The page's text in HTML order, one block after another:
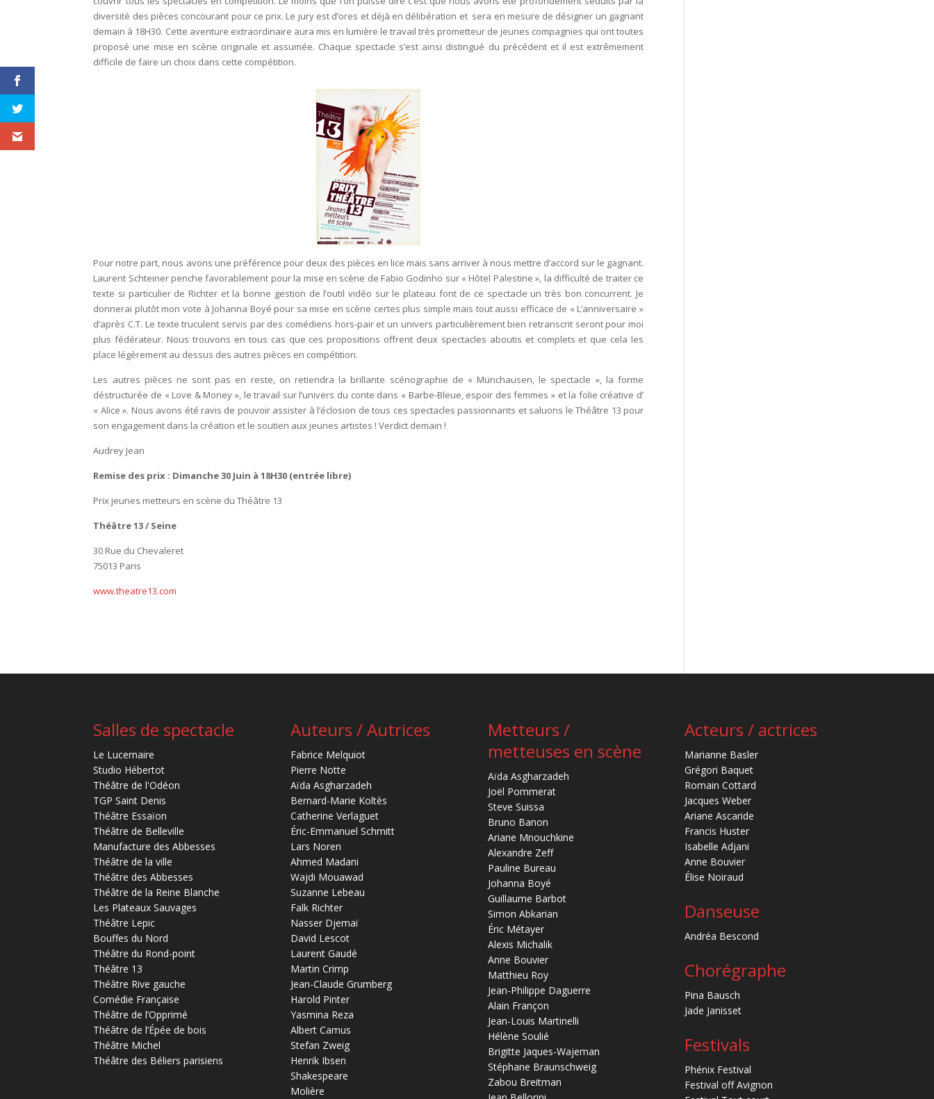
diversité des pièces concourant pour ce prix. Le jury est d’ores et déjà en délibération et sera en mesure de désigner un gagnant
demain à 18H30. Cette aventure extraordinaire aura mis en lumière le travail très prometteur de jeunes compagnies qui ont toutes
proposé une mise en scène originale et assumée. Chaque spectacle s’est ainsi distingué du précédent et il est extrêmement
difficile de faire un choix dans cette compétition.
Pour notre part, nous avons une préférence pour deux des pièces en lice mais sans arriver à nous mettre d’accord sur le gagnant.
Laurent Schteiner penche favorablement pour la mise en scène de Fabio Godinho sur « Hôtel Palestine », la difficulté de traiter ce
texte si particulier de Richter et la bonne gestion de l’outil vidéo sur le plateau font de ce spectacle un très bon concurrent. Je
donnerai plutôt mon vote à Johanna Boyé pour sa mise en scène certes plus simple mais tout aussi efficace de « L’anniversaire »
d’après C.T. Le texte truculent servis par des comédiens hors-pair et un univers particulièrement bien retranscrit seront pour moi
plus fédérateur. Nous trouvons en tous cas que ces propositions offrent deux spectacles aboutis et complets et que cela les
place légèrement au dessus des autres pièces en compétition.
Les autres pièces ne sont pas en reste, on retiendra la brillante scénographie de « Münchausen, le spectacle », la forme
déstructurée de « Love & Money », le travail sur l’univers du conte dans « Barbe-Bleue, espoir des femmes » et la folie créative d’
« Alice ». Nous avons été ravis de pouvoir assister à l’éclosion de tous ces spectacles passionnants et saluons le Théâtre 13 pour
son engagement dans la création et le soutien aux jeunes artistes ! Verdict demain !
Audrey Jean
Remise des prix : Dimanche 30 Juin à 18H30 (entrée libre)
Prix jeunes metteurs en scène du Théâtre 13
Théâtre 13 / Seine
30 Rue du Chevaleret
75013 Paris
www.theatre13.com
Salles de spectacle
Le Lucernaire
Studio Hébertot
Théâtre de l'Odéon
TGP Saint Denis
Théâtre Essaïon
Théâtre de Belleville
Manufacture des Abbesses
Théâtre de la ville
Théâtre des Abbesses
Théâtre de la Reine Blanche
Les Plateaux Sauvages
Théâtre Lepic
Bouffes du Nord
Théâtre du Rond-point
Théâtre 13
Théâtre Rive gauche
Comédie Française
Théâtre de l’Opprimé
Théâtre de l’Épée de bois
Théâtre Michel
Théâtre des Béliers parisiens
Auteurs / Autrices
Fabrice Melquiot
Pierre Notte
Aïda Asgharzadeh
Bernard-Marie Koltès
Catherine Verlaguet
Éric-Emmanuel Schmitt
Lars Noren
Ahmed Madani
Wajdi Mouawad
Suzanne Lebeau
Falk Richter
Nasser Djemaï
David Lescot
Laurent Gaudé
Martin Crimp
Jean-Claude Grumberg
Harold Pinter
Yasmina Reza
Albert Camus
Stefan Zweig
Henrik Ibsen
Shakespeare
Molière
Metteurs /
metteuses en scène
Aïda Asgharzadeh
Joël Pommerat
Steve Suissa
Bruno Banon
Ariane Mnouchkine
Alexandre Zeff
Pauline Bureau
Johanna Boyé
Guillaume Barbot
Simon Abkarian
Éric Métayer
Alexis Michalik
Anne Bouvier
Matthieu Roy
Jean-Philippe Daguerre
Alain Françon
Jean-Louis Martinelli
Hélène Soulié
Brigitte Jaques-Wajeman
Stéphane Braunschweig
Zabou Breitman
Acteurs / actrices
Marianne Basler
Grégori Baquet
Romain Cottard
Jacques Weber
Ariane Ascaride
Francis Huster
Isabelle Adjani
Anne Bouvier
Élise Noiraud
Danseuse
Andréa Bescond
Chorégraphe
Pina Bausch
Jade Janisset
Festivals
Phénix Festival
Festival off Avignon